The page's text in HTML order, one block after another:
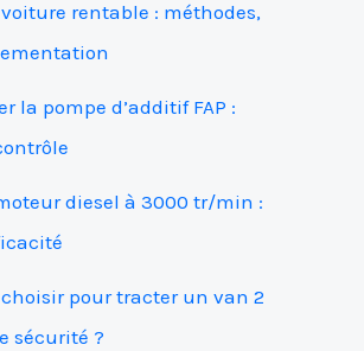
rentable : méthodes,
la pompe d’additif FAP :
diesel à 3000 tr/min :
pour tracter un van 2
sécurité ?